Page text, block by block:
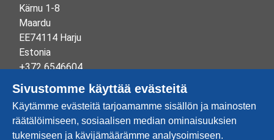
Kärnu 1-8
Maardu
EE74114 Harju
Estonia
+372 6546604
info@johnberger.ee
Reg.nr 10265834
EE100332513
Sivustomme käyttää evästeitä
Käytämme evästeitä tarjoamamme sisällön ja mainosten
räätälöimiseen, sosiaalisen median ominaisuuksien
tukemiseen ja kävijämäärämme analysoimiseen.